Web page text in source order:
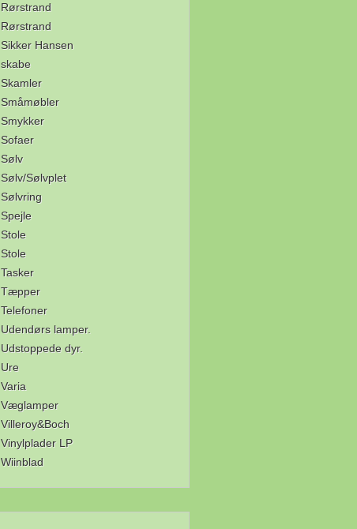
Rørstrand
Rørstrand
Sikker Hansen
skabe
Skamler
Småmøbler
Smykker
Sofaer
Sølv
Sølv/Sølvplet
Sølvring
Spejle
Stole
Stole
Tasker
Tæpper
Telefoner
Udendørs lamper.
Udstoppede dyr.
Ure
Varia
Væglamper
Villeroy&Boch
Vinylplader LP
Wiinblad